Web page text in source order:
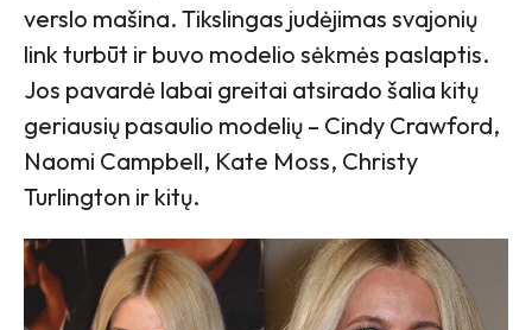
verslo mašina. Tikslingas judėjimas svajonių
link turbūt ir buvo modelio sėkmės paslaptis.
Jos pavardė labai greitai atsirado šalia kitų
geriausių pasaulio modelių – Cindy Crawford,
Naomi Campbell, Kate Moss, Christy
Turlington ir kitų.